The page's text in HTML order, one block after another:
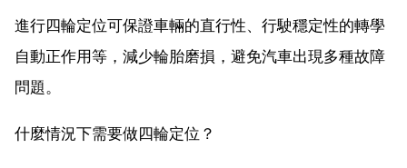
進行四輪定位可保證車輛的直行性、行駛穩定性的轉學
自動正作用等，減少輪胎磨損，避免汽車出現多種故障
問題。
什麼情況下需要做四輪定位？